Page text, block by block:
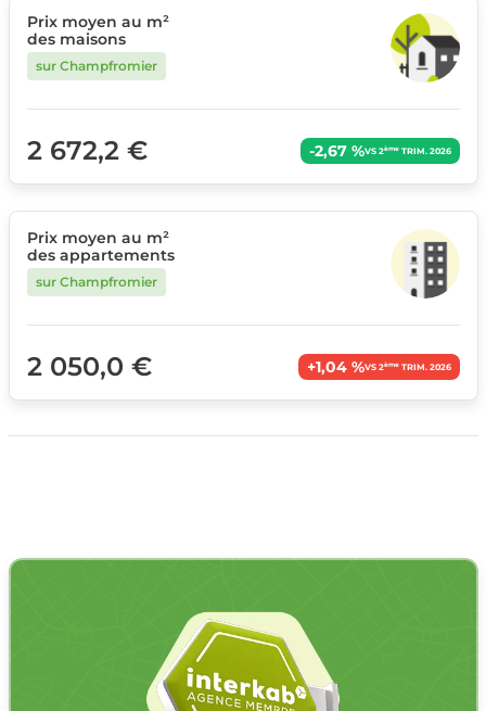
Prix moyen au m²
des maisons
sur Champfromier
2 672,2 € -2,67 %VS 2èmeTRIM. 2026
Prix moyen au m²
des appartements
sur Champfromier
2 050,0 € +1,04 %VS 2èmeTRIM. 2026